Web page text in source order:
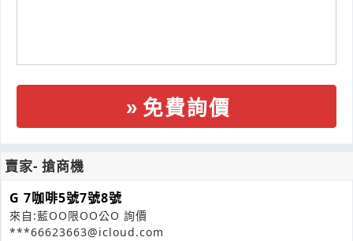
免費詢價
賣家- 搶商機
G 7咖啡5號7號8號
來自:藍OO限OO公O 詢價
***66623663@icloud.com